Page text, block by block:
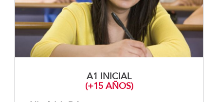
A1 INICIAL
(+15 AÑOS)